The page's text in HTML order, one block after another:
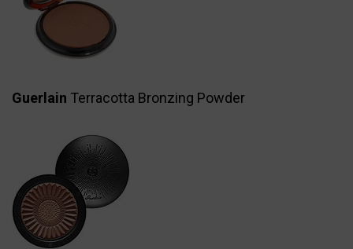
Guerlain Terracotta Bronzing Powder